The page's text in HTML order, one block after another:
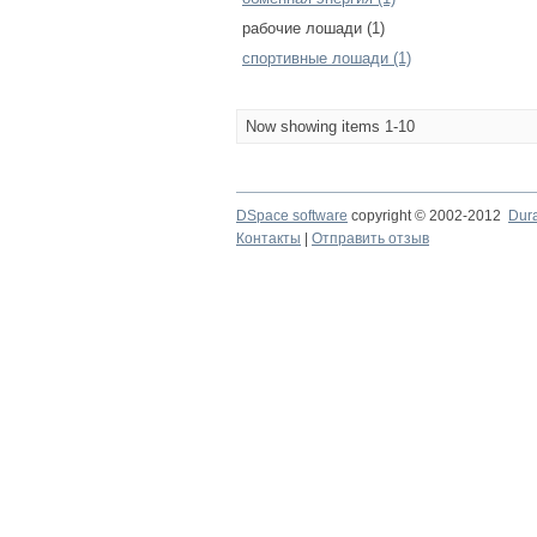
рабочие лошади (1)
спортивные лошади (1)
Now showing items 1-10
DSpace software copyright © 2002-2012
Контакты
Отправить отзыв